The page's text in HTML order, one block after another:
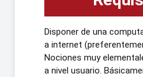
Disponer de una
a internet
Nociones muy
a nivel usuario.